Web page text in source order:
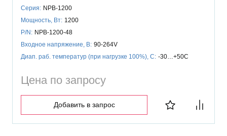
Серия: NPB-1200
Мощность, Вт: 1200
P/N: NPB-1200-48
Входное напряжение, В: 90-264V
Диап. раб. температур (при нагрузке 100%), C: -30…+50C
Цена по запросу
Добавить в запрос